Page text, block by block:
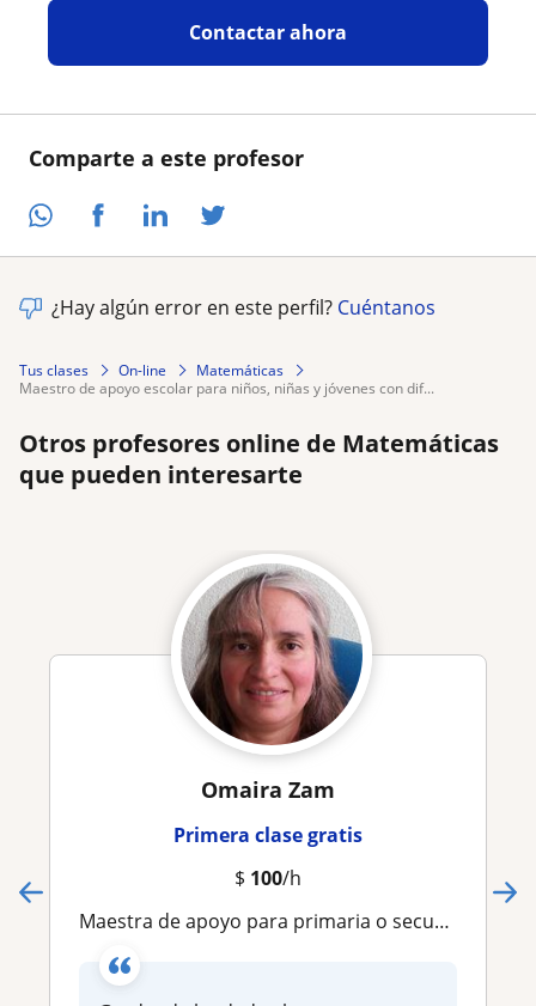
Comparte a este profesor
Contactar ahora
¿Hay algún error en este perfil? Cuéntanos
Tus clases On-line
Matemáticas
maestro de apoyo escolar para niños, niñas y jóvenes con dif...
Otros profesores online de Matemáticas
que pueden interesarte
Omaira Zam
Primera clase gratis
$ 100/h
Maestra de apoyo para primaria o secundaria on line